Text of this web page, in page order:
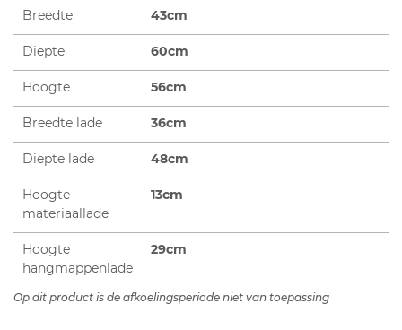
Breedte 43cm
Diepte 60cm
Hoogte 56cm
Breedte lade 36cm
Diepte lade 48cm
Hoogte
materiaallade
13cm
Hoogte
hangmappenlade
29cm
Op dit product is de afkoelingsperiode niet van toepassing